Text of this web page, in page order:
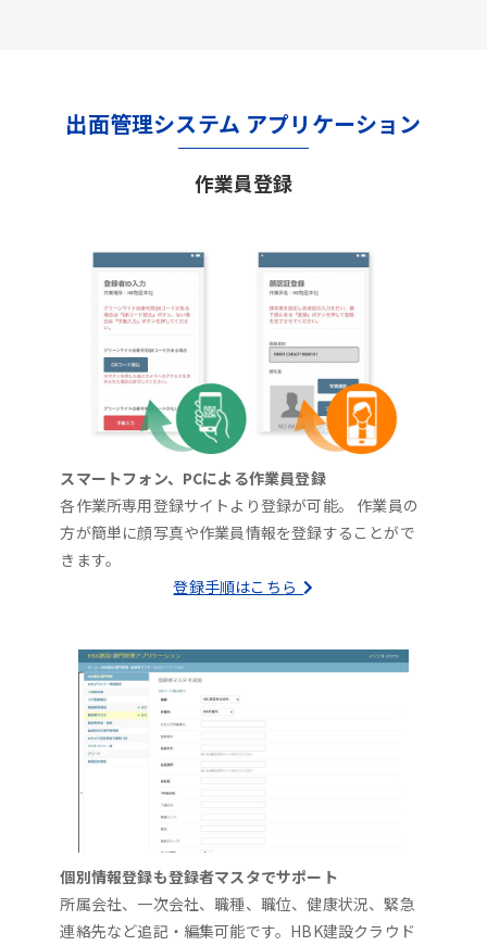
出面管理システム アプリケーション
作業員登録
スマートフォン、PCによる作業員登録
各作業所専用登録サイトより登録が可能。 作業員の
方が簡単に顔写真や作業員情報を登録することがで
きます。
登録手順はこちら
個別情報登録も登録者マスタでサポート
所属会社、一次会社、職種、職位、健康状況、緊急
連絡先など追記・編集可能です。HBK建設クラウド